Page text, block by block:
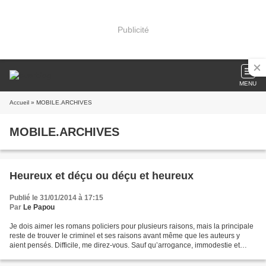
Publicité
MENU
Accueil » MOBILE.ARCHIVES
MOBILE.ARCHIVES
Heureux et déçu ou déçu et heureux
Publié le 31/01/2014 à 17:15
Par Le Papou
Je dois aimer les romans policiers pour plusieurs raisons, mais la principale
reste de trouver le criminel et ses raisons avant même que les auteurs y
aient pensés. Difficile, me direz-vous. Sauf qu’arrogance, immodestie et